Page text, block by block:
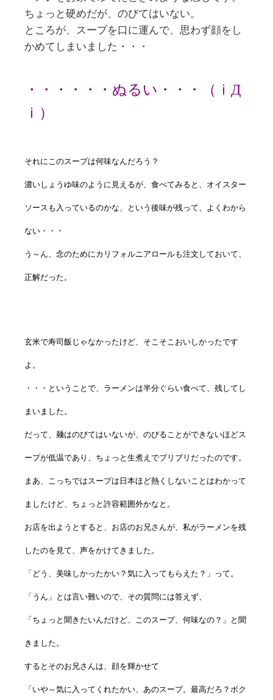
ちょっと硬めだが、のびてはいない。
ところが、スープを口に運んで、思わず顔をし
かめてしまいました・・・
・・・・・・ぬるい・・・（ｉД
ｉ）
それにこのスープは何味なんだろう？
濃いしょうゆ味のように見えるが、食べてみると、オイスター
ソースも入っているのかな、という後味が残って、よくわから
ない・・・
う～ん、念のためにカリフォルニアロールも注文しておいて、
正解だった。
玄米で寿司飯じゃなかったけど、そこそこおいしかったです
よ。
・・・ということで、ラーメンは半分ぐらい食べて、残してし
まいました。
だって、麺はのびてはいないが、のびることができないほどス
ープが低温であり、ちょっと生煮えでブリブリだったのです。
まあ、こっちではスープは日本ほど熱くしないことはわかって
ましたけど、ちょっと許容範囲外かなと。
お店を出ようとすると、お店のお兄さんが、私がラーメンを残
したのを見て、声をかけてきました。
「どう、美味しかったかい？気に入ってもらえた？」って。
「うん」とは言い難いので、その質問には答えず、
「ちょっと聞きたいんだけど、このスープ、何味なの？」と聞
きました。
するとそのお兄さんは、顔を輝かせて
「いや～気に入ってくれたかい、あのスープ。最高だろ？ボク